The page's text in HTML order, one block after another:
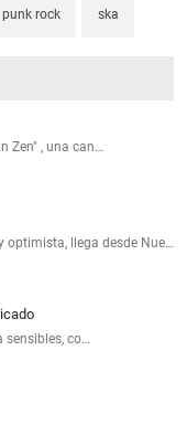
punk rock ska
Zen" , una can…
optimista, llega desde Nue…
sensibles, co…